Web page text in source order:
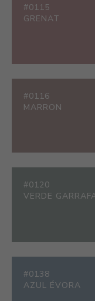
#0115
GRENAT
#0116
MARRON
#0120
VERDE
#0138
AZUL ÉVORA